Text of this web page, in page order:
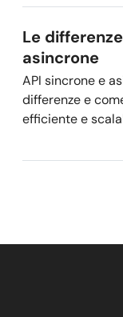
Le
asincrone
API sincrone e
differenze e
efficiente e